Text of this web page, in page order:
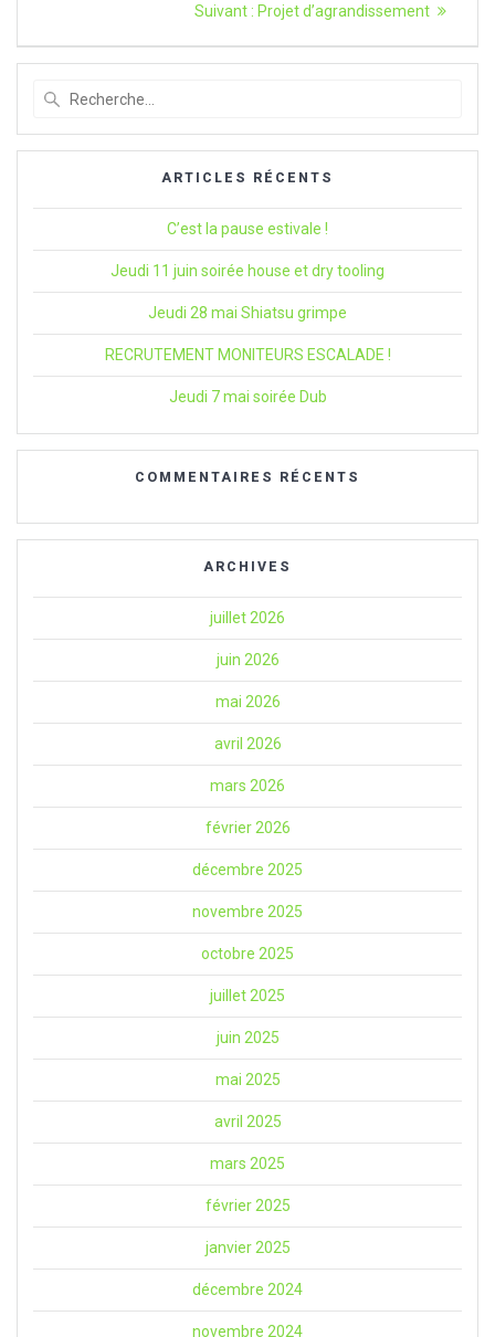
de
l’article
Suivant : Article
Projet d’agrandissement
:
ARTICLES RÉCENTS
C’est la pause estivale !
Jeudi 11 juin soirée house et dry tooling
Jeudi 28 mai Shiatsu grimpe
RECRUTEMENT MONITEURS ESCALADE !
Jeudi 7 mai soirée Dub
COMMENTAIRES RÉCENTS
ARCHIVES
juillet 2026
juin 2026
mai 2026
avril 2026
mars 2026
février 2026
décembre 2025
novembre 2025
octobre 2025
juillet 2025
juin 2025
mai 2025
avril 2025
mars 2025
février 2025
janvier 2025
décembre 2024
novembre 2024